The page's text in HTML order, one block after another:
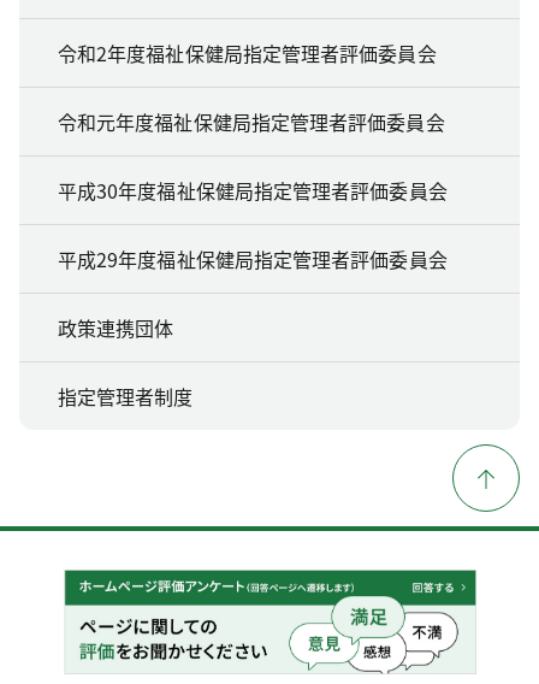
令和2年度福祉保健局指定管理者評価委員会
令和元年度福祉保健局指定管理者評価委員会
平成30年度福祉保健局指定管理者評価委員会
平成29年度福祉保健局指定管理者評価委員会
政策連携団体
指定管理者制度